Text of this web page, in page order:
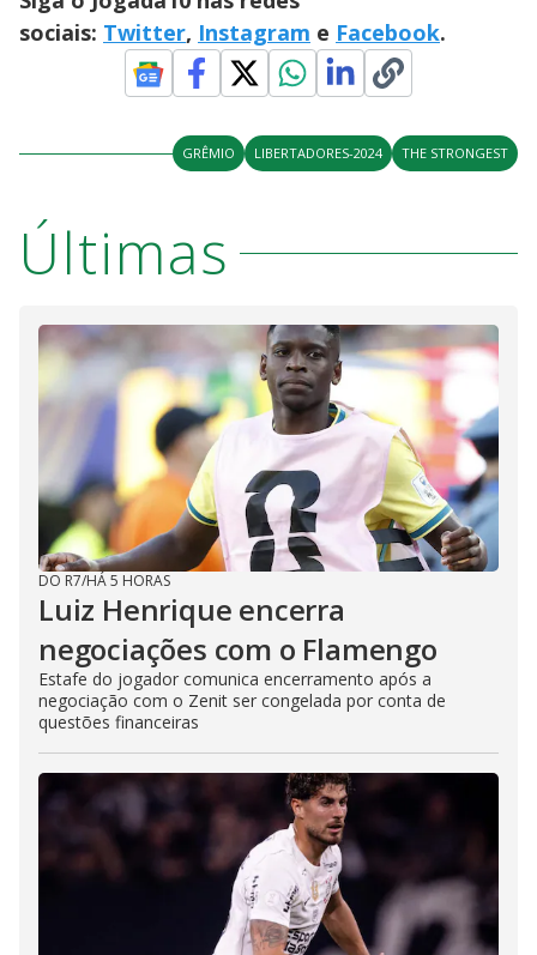
sociais: Twitter, Instagram e Facebook.
GRÊMIO LIBERTADORES-2024 THE STRONGEST
Últimas
DO R7/HÁ 5 HORAS
Luiz Henrique encerra
negociações com o Flamengo
Estafe do jogador comunica encerramento após a
negociação com o Zenit ser congelada por conta de
questões financeiras